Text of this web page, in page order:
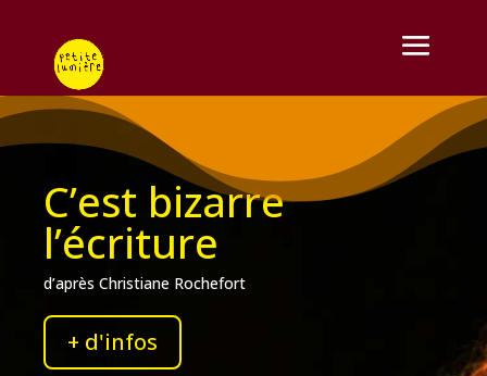
C’est bizarre
l’écriture
d’après Christiane Rochefort
+ d'infos